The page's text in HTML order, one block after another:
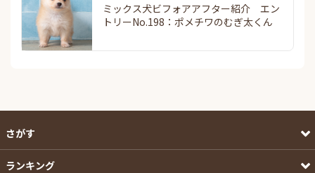
ミックス犬ビフォアアフター紹介 エン
トリーNo.198：ポメチワのむぎ太くん
さがす
ランキング